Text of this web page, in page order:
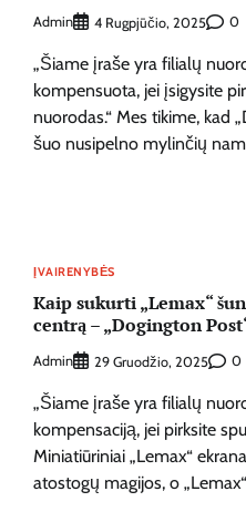
Admin 4 Rugpjūčio, 2025 0
„Šiame įraše yra filialų
kompensuota, jei įsigysite
nuorodas.“ Mes tikime, kad
šuo nusipelno mylinčių
ĮVAIRENYBĖS
Kaip sukurti „Lemax“
centrą – „Dogington
Admin 29 Gruodžio, 2025 0
„Šiame įraše yra filialų
kompensaciją, jei pirksite
Miniatiūriniai „Lemax“
atostogų magijos, o